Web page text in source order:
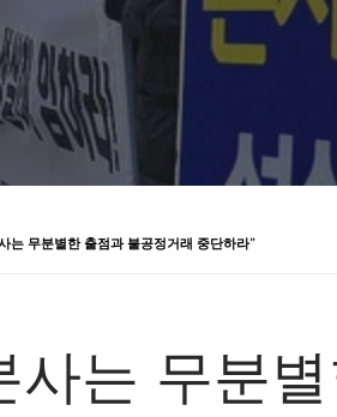
는 무분별한 출점과 불공정거래 중단하라”
사는 무분